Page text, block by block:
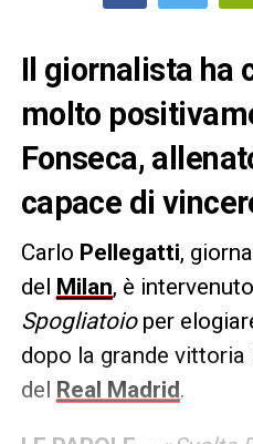
Il giornalista ha
molto
Fonseca,
capace di
Carlo Pellegatti,
del Milan, è
Spogliatoio per
dopo la grande
del Real Madrid.